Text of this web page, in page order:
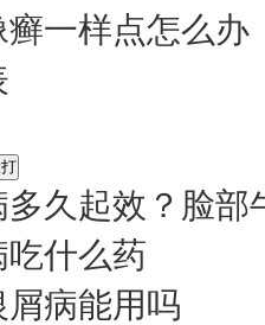
癣一样点怎么办
久起效？脸部
什么药
病能用吗